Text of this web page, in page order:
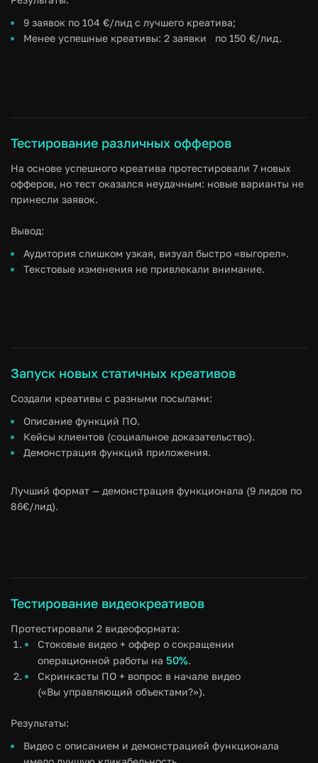
9 заявок по 104 €/лид с лучшего креатива;
Менее успешные креативы: 2 заявки по 150 €/лид.
Тестирование различных офферов
На основе успешного креатива протестировали 7 новых
офферов, но тест оказался неудачным: новые варианты не
принесли заявок.
Вывод:
Аудитория слишком узкая, визуал быстро «выгорел».
Текстовые изменения не привлекали внимание.
Запуск новых статичных креативов
Создали креативы с разными посылами:
Описание функций ПО.
Кейсы клиентов (социальное доказательство).
Демонстрация функций приложения.
Лучший формат — демонстрация функционала (9 лидов по
86€/лид).
Тестирование видеокреативов
Протестировали 2 видеоформата:
Стоковые видео + оффер о сокращении
операционной работы на 50%.
Скринкасты ПО + вопрос в начале видео
(«Вы управляющий объектами?»).
Результаты:
Видео с описанием и демонстрацией функционала